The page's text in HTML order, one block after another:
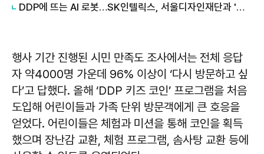
DDP에 뜨는 AI 로봇…SK인텔릭스, 서울디자인재단과 '맞손'
행사 기간 진행된 시민 만족도 조사에서는 전체 응답
자 약4000명 가운데 96% 이상이 ‘다시 방문하고 싶
다’고 답했다. 올해 ‘DDP 키즈 코인’ 프로그램을 처음
도입해 어린이들과 가족 단위 방문객에게 큰 호응을
얻었다. 어린이들은 체험과 미션을 통해 코인을 획득
했으며 장난감 교환, 체험 프로그램, 솜사탕 교환 등에